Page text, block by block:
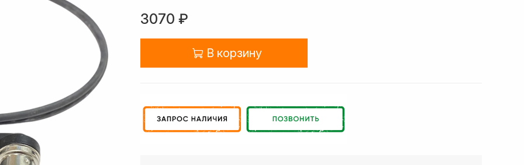
3070 ₽
В корзину